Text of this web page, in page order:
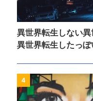
異世界転生しない
異世界転生したっぽ
4